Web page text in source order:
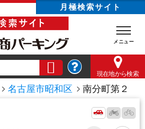
月極検索サイト
現在地から検索
名古屋市昭和区 南分町第２